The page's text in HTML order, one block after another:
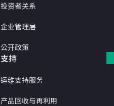
投资者关系
企业管理层
公开政策
支持
运维支持服务
产品回收与再利用